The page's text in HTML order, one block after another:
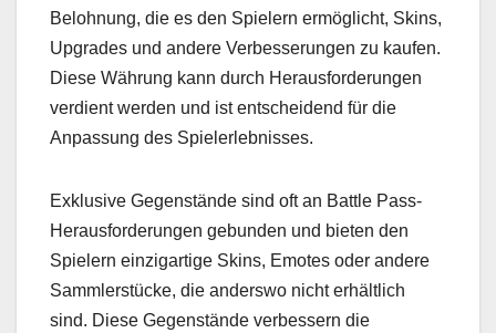
Belohnung, die es den Spielern ermöglicht, Skins,
Upgrades und andere Verbesserungen zu kaufen.
Diese Währung kann durch Herausforderungen
verdient werden und ist entscheidend für die
Anpassung des Spielerlebnisses.
Exklusive Gegenstände sind oft an Battle Pass-
Herausforderungen gebunden und bieten den
Spielern einzigartige Skins, Emotes oder andere
Sammlerstücke, die anderswo nicht erhältlich
sind. Diese Gegenstände verbessern die